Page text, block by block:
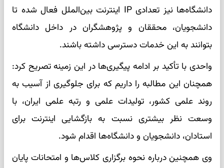
دانشگاه‌ها نیز تعدادی IP اینترنت بین‌الملل فعال شده تا
دانشجویان، محققان و پژوهشگران در داخل دانشگاه
بتوانند به این خدمات دسترسی داشته باشند.
واحدی با تأکید بر ادامه پیگیری‌ها در این زمینه تصریح کرد:
همچنان این مطالبه را داریم که برای جلوگیری از آسیب به
روند علمی کشور، تولیدات علمی و رتبه علمی ایران، با
وسعت نظر بیشتری نسبت به بازگشایی اینترنت برای
استادان، دانشجویان و دانشگاه‌ها اقدام شود.
وی همچنین درباره نحوه برگزاری کلاس‌ها و امتحانات پایان